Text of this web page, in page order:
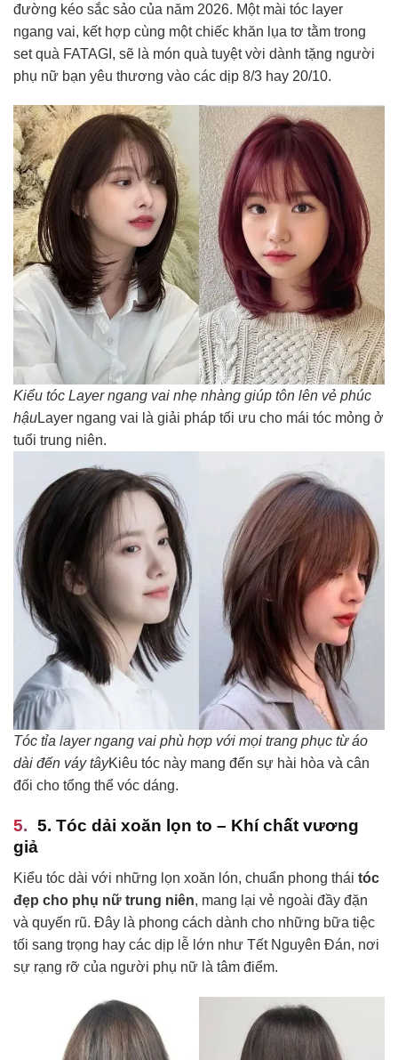
đường kéo sắc sảo của năm 2026. Một mài tóc layer
ngang vai, kết hợp cùng một chiếc khăn lụa tơ tằm trong
set quà FATAGI, sẽ là món quà tuyệt vời dành tặng người
phụ nữ bạn yêu thương vào các dịp 8/3 hay 20/10.
Kiểu tóc Layer ngang vai nhẹ nhàng giúp tôn lên vẻ phúc
hậuLayer ngang vai là giải pháp tối ưu cho mái tóc mỏng ở
tuổi trung niên.
Tóc tỉa layer ngang vai phù hợp với mọi trang phục từ áo
dài đến váy tâyKiêu tóc này mang đến sự hài hòa và cân
đối cho tổng thể vóc dáng.
5. Tóc dải xoăn lọn to – Khí chất vương
giả
Kiểu tóc dài với những lọn xoăn lón, chuẩn phong thái tóc
đẹp cho phụ nữ trung niên, mang lại vẻ ngoài đầy đặn
và quyến rũ. Đây là phong cách dành cho những bữa tiệc
tối sang trọng hay các dịp lễ lớn như Tết Nguyên Đán, nơi
sự rạng rỡ của người phụ nữ là tâm điểm.